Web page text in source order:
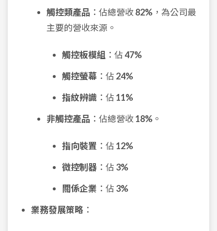
觸控類產品 ：佔總營收82% ，為公司最
主要的營收來源。
觸控板模組 ：佔47%
觸控螢幕 ：佔 24%
指紋辨識 ：佔 11%
非觸控產品 ：佔總營收18% 。
指向裝置 ：佔 12%
微控制器 ：佔 3%
關係企業 ：佔 3%
業務發展策略 ：